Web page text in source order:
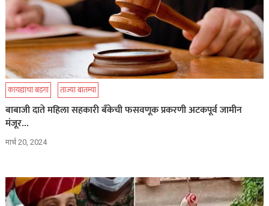
कायद्याचा बडगा ताज्या बातम्या
बाबाजी दाते महिला सहकारी बँकेची फसवणूक प्रकरणी अटकपूर्व जामीन
मंजूर…
मार्च 20, 2024